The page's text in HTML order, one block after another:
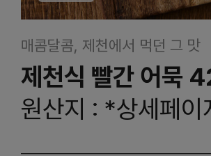
매콤달콤, 제천에서 먹던 그 맛
제천식 빨간 어묵
원산지 : *상세페이